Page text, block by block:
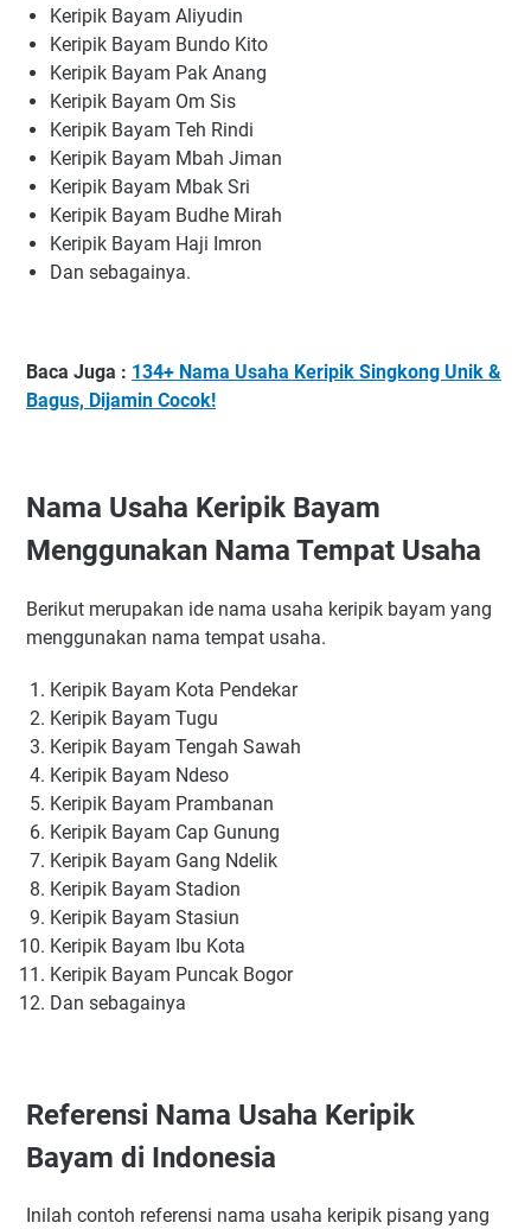
Keripik Bayam Aliyudin
Keripik Bayam Bundo Kito
Keripik Bayam Pak Anang
Keripik Bayam Om Sis
Keripik Bayam Teh Rindi
Keripik Bayam Mbah Jiman
Keripik Bayam Mbak Sri
Keripik Bayam Budhe Mirah
Keripik Bayam Haji Imron
Dan sebagainya.
Baca Juga : 134+ Nama Usaha Keripik Singkong Unik &
Bagus, Dijamin Cocok!
Nama Usaha Keripik Bayam
Menggunakan Nama Tempat Usaha
Berikut merupakan ide nama usaha keripik bayam yang
menggunakan nama tempat usaha.
Keripik Bayam Kota Pendekar
Keripik Bayam Tugu
Keripik Bayam Tengah Sawah
Keripik Bayam Ndeso
Keripik Bayam Prambanan
Keripik Bayam Cap Gunung
Keripik Bayam Gang Ndelik
Keripik Bayam Stadion
Keripik Bayam Stasiun
Keripik Bayam Ibu Kota
Keripik Bayam Puncak Bogor
Dan sebagainya
Referensi Nama Usaha Keripik
Bayam di Indonesia
Inilah contoh referensi nama usaha keripik pisang yang